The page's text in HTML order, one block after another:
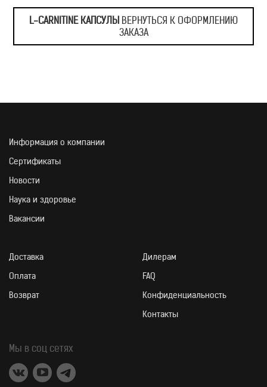
ПРОДУКТ СОДЕРЖИТ
L-CARNITINE КАПСУЛЫ ВЕРНУТЬСЯ К ОФОРМЛЕНИЮ
ЗАКАЗА
Информация о компании
Сертификаты
Новости
Наука и здоровье
Вакансии
Доставка
Оплата
Возврат
Дилерам
FAQ
Конфиденциальность
Контакты
Мы в соц сетях